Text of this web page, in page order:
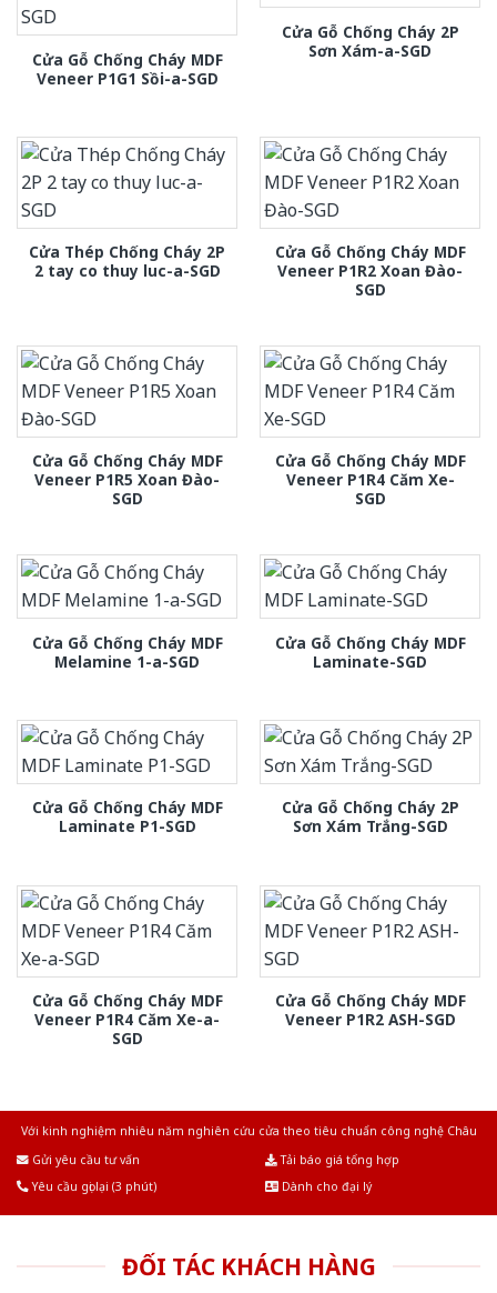
Cửa Gỗ Chống Cháy MDF
Veneer P1G1 Sồi-a-SGD
Cửa Gỗ Chống Cháy 2P
Sơn Xám-a-SGD
Cửa Thép Chống Cháy 2P
2 tay co thuy luc-a-SGD
Cửa Gỗ Chống Cháy MDF
Veneer P1R2 Xoan Đào-
SGD
Cửa Gỗ Chống Cháy MDF
Veneer P1R5 Xoan Đào-
SGD
Cửa Gỗ Chống Cháy MDF
Veneer P1R4 Căm Xe-
SGD
Cửa Gỗ Chống Cháy MDF
Melamine 1-a-SGD
Cửa Gỗ Chống Cháy MDF
Laminate-SGD
Cửa Gỗ Chống Cháy MDF
Laminate P1-SGD
Cửa Gỗ Chống Cháy 2P
Sơn Xám Trắng-SGD
Cửa Gỗ Chống Cháy MDF
Veneer P1R4 Căm Xe-a-
SGD
Cửa Gỗ Chống Cháy MDF
Veneer P1R2 ASH-SGD
Với kinh nghiệm nhiêu năm nghiên cứu cửa theo tiêu chuẩn công nghệ Châu
Gửi yêu cầu tư vấn
Tải báo giá tổng hợp
Yêu cầu gọi lại (3 phút)
Dành cho đại lý
ĐỐI TÁC KHÁCH HÀNG